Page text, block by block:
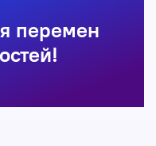
перемен